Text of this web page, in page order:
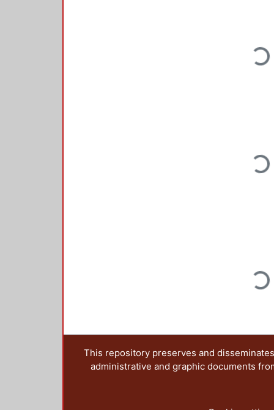
Loading...
Loading...
Loading...
This repository preserves and
administrative and graphic documents